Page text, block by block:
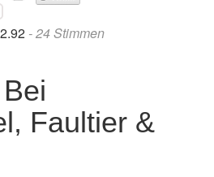
2.92 -24Stimmen
Faultier &